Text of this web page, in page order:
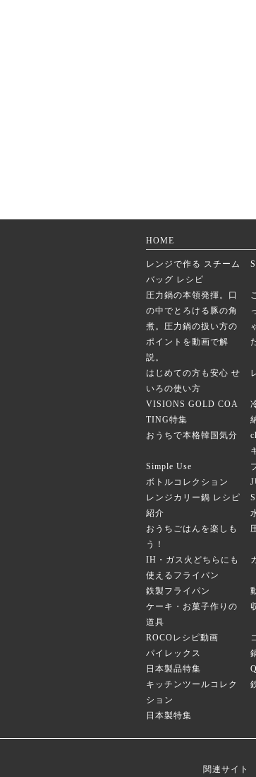
HOME
レンジで作る スチーム
バッグ レシピ
圧力鍋の本領発揮。口
の中でとろける豚の角
煮。圧力鍋の扱い方の
ポイントを動画で解
説。
はじめての方も安心 せ
いろの使い方
VISIONS GOLD COA
TING特集
おうちで本格韓国気分
Simple Use
ボトルコレクション
レンジカリー鍋 レシピ
紹介
おうちごはんを楽しも
う！
IH・ガス火どちらにも
使えるフライパン
鉄製フライパン
ケーキ・お菓子作りの
道具
ROCOレシピ動画
パイレックス
日本製品特集
キッチンツールコレク
ション
日本製特集
関連サイト